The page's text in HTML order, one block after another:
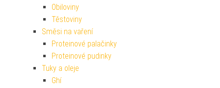
Obiloviny
Těstoviny
Směsi na vaření
Proteinové palačinky
Proteinové pudinky
Tuky a oleje
Ghí